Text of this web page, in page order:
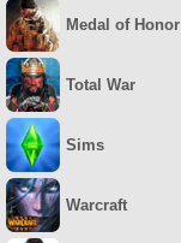
Medal of Honor
Total War
Sims
Warcraft